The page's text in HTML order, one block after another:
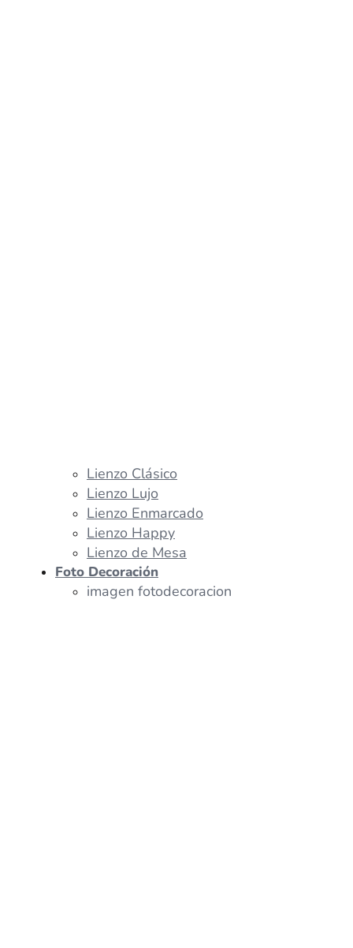
Lienzo Clásico
Lienzo Lujo
Lienzo Enmarcado
Lienzo Happy
Lienzo de Mesa
Foto Decoración
imagen fotodecoracion